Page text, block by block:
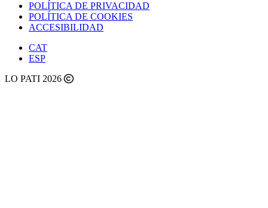
POLÍTICA DE PRIVACIDAD
POLÍTICA DE COOKIES
ACCESIBILIDAD
CAT
ESP
LO PATI 2026